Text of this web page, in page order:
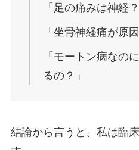
「足の痛みは神経
「坐骨神経痛が原
「モートン病なの
るの？」
結論から言うと、私は臨